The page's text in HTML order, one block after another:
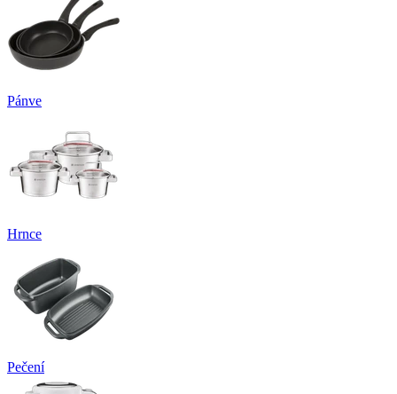
Pánve
Hrnce
Pečení